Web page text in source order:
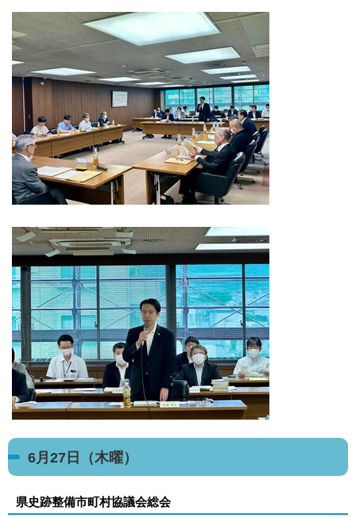
6月27日（木曜）
県史跡整備市町村協議会総会